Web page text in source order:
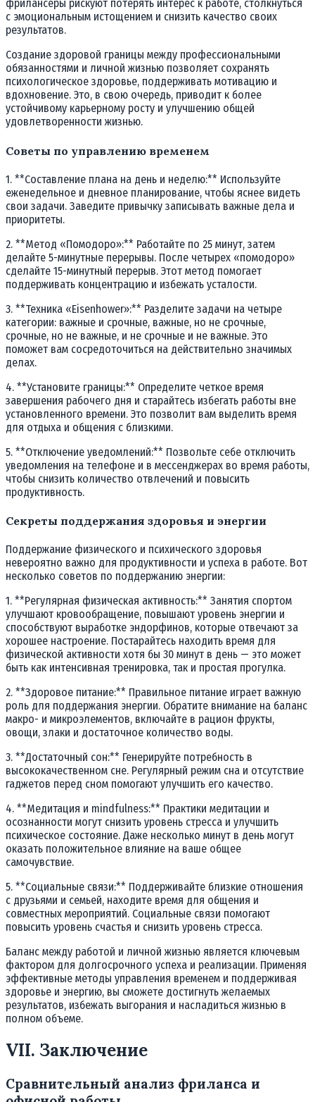
фрилансеры рискуют потерять интерес к работе, столкнуться
с эмоциональным истощением и снизить качество своих
результатов.
Создание здоровой границы между профессиональными
обязанностями и личной жизнью позволяет сохранять
психологическое здоровье, поддерживать мотивацию и
вдохновение. Это, в свою очередь, приводит к более
устойчивому карьерному росту и улучшению общей
удовлетворенности жизнью.
Советы по управлению временем
1. **Составление плана на день и неделю:** Используйте
еженедельное и дневное планирование, чтобы яснее видеть
свои задачи. Заведите привычку записывать важные дела и
приоритеты.
2. **Метод «Помодоро»:** Работайте по 25 минут, затем
делайте 5-минутные перерывы. После четырех «помодоро»
сделайте 15-минутный перерыв. Этот метод помогает
поддерживать концентрацию и избежать усталости.
3. **Техника «Еisenhower»:** Разделите задачи на четыре
категории: важные и срочные, важные, но не срочные,
срочные, но не важные, и не срочные и не важные. Это
поможет вам сосредоточиться на действительно значимых
делах.
4. **Установите границы:** Определите четкое время
завершения рабочего дня и старайтесь избегать работы вне
установленного времени. Это позволит вам выделить время
для отдыха и общения с близкими.
5. **Отключение уведомлений:** Позвольте себе отключить
уведомления на телефоне и в мессенджерах во время работы,
чтобы снизить количество отвлечений и повысить
продуктивность.
Секреты поддержания здоровья и энергии
Поддержание физического и психического здоровья
невероятно важно для продуктивности и успеха в работе. Вот
несколько советов по поддержанию энергии:
1. **Регулярная физическая активность:** Занятия спортом
улучшают кровообращение, повышают уровень энергии и
способствуют выработке эндорфинов, которые отвечают за
хорошее настроение. Постарайтесь находить время для
физической активности хотя бы 30 минут в день — это может
быть как интенсивная тренировка, так и простая прогулка.
2. **Здоровое питание:** Правильное питание играет важную
роль для поддержания энергии. Обратите внимание на баланс
макро- и микроэлементов, включайте в рацион фрукты,
овощи, злаки и достаточное количество воды.
3. **Достаточный сон:** Генерируйте потребность в
высококачественном сне. Регулярный режим сна и отсутствие
гаджетов перед сном помогают улучшить его качество.
4. **Медитация и mindfulness:** Практики медитации и
осознанности могут снизить уровень стресса и улучшить
психическое состояние. Даже несколько минут в день могут
оказать положительное влияние на ваше общее
самочувствие.
5. **Социальные связи:** Поддерживайте близкие отношения
с друзьями и семьей, находите время для общения и
совместных мероприятий. Социальные связи помогают
повысить уровень счастья и снизить уровень стресса.
Баланс между работой и личной жизнью является ключевым
фактором для долгосрочного успеха и реализации. Применяя
эффективные методы управления временем и поддерживая
здоровье и энергию, вы сможете достигнуть желаемых
результатов, избежать выгорания и насладиться жизнью в
полном объеме.
VII. Заключение
Сравнительный анализ фриланса и